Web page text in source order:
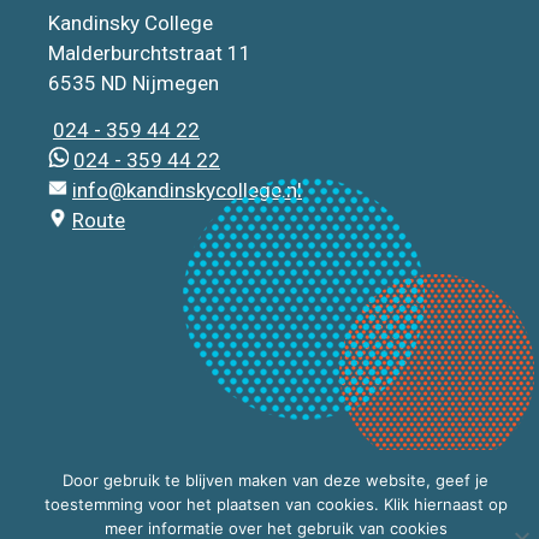
Kandinsky College
Malderburchtstraat 11
6535 ND Nijmegen
024 - 359 44 22
024 - 359 44 22
info@kandinskycollege.nl
Route
Door gebruik te blijven maken van deze website, geef je
toestemming voor het plaatsen van cookies. Klik hiernaast op
meer informatie over het gebruik van cookies